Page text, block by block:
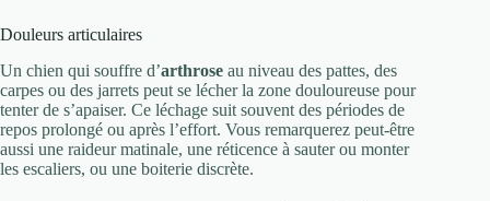
Douleurs articulaires
Un chien qui souffre d’arthrose au niveau des pattes, des
carpes ou des jarrets peut se lécher la zone douloureuse pour
tenter de s’apaiser. Ce léchage suit souvent des périodes de
repos prolongé ou après l’effort. Vous remarquerez peut-être
aussi une raideur matinale, une réticence à sauter ou monter
les escaliers, ou une boiterie discrète.